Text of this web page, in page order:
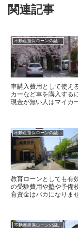
関連記事
不動産担保ローンの融資情報
車購入費用として使え
カーなど車を購入する
現金が無い人はマイカ
不動産担保ローンの融資情報
教育ローンとしても有
の受験費用や塾や予備
育資金はバカになりま
不動産担保ローンの融資情報